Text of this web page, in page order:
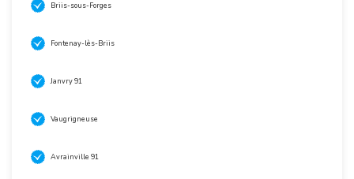
Briis-sous-Forges
Fontenay-lès-Briis
Janvry 91
Vaugrigneuse
Avrainville 91